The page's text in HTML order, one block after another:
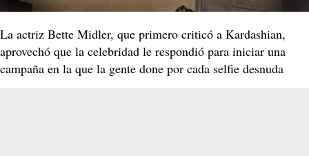
La actriz Bette Midler, que primero criticó a Kardashian,
aprovechó que la celebridad le respondió para iniciar una
campaña en la que la gente done por cada selfie desnuda